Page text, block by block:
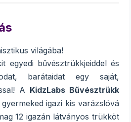
világába!
egyedi bűvésztrükkjeiddel és
barátaidat egy saját,
A KidzLabs Bűvésztrükk
igazi kis varázslóvá
12 igazán látványos trükköt